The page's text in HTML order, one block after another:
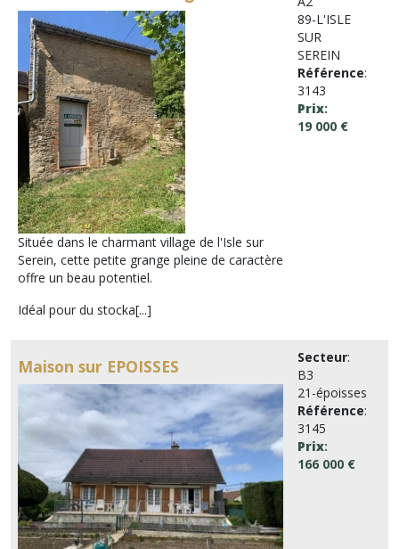
Située dans le charmant village de l'Isle sur
Serein, cette petite grange pleine de caractère
offre un beau potentiel.
Idéal pour du stocka[...]
89-L'ISLE
SUR
SEREIN
Référence:
3143
Prix:
19 000 €
Maison sur EPOISSES Secteur:
B3
21-époisses
Référence:
3145
Prix:
166 000 €